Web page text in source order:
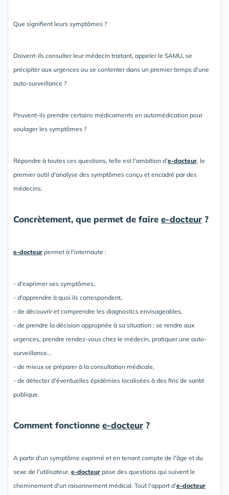
Que signifient leurs symptômes ?
Doivent-ils consulter leur médecin traitant, appeler le SAMU, se
précipiter aux urgences ou se contenter dans un premier temps d'une
auto-surveillance ?
Peuvent-ils prendre certains médicaments en automédication pour
soulager les symptômes ?
Répondre à toutes ces questions, telle est l'ambition d'e-docteur, le
premier outil d'analyse des symptômes conçu et encadré par des
médecins.
Concrètement, que permet de faire e-docteur ?
e-docteur permet à l'internaute :
- d'exprimer ses symptômes,
- d'apprendre à quoi ils correspondent,
- de découvrir et comprendre les diagnostics envisageables,
- de prendre la décision appropriée à sa situation : se rendre aux
urgences, prendre rendez-vous chez le médecin, pratiquer une auto-
surveillance...
- de mieux se préparer à la consultation médicale,
- de détecter d'éventuelles épidémies localisées à des fins de santé
publique.
Comment fonctionne e-docteur ?
A partir d'un symptôme exprimé et en tenant compte de l'âge et du
sexe de l'utilisateur, e-docteur pose des questions qui suivent le
cheminement d'un raisonnement médical. Tout l'apport d'e-docteur